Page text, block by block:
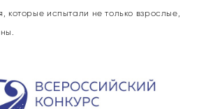
которые испытали не только взрослые,